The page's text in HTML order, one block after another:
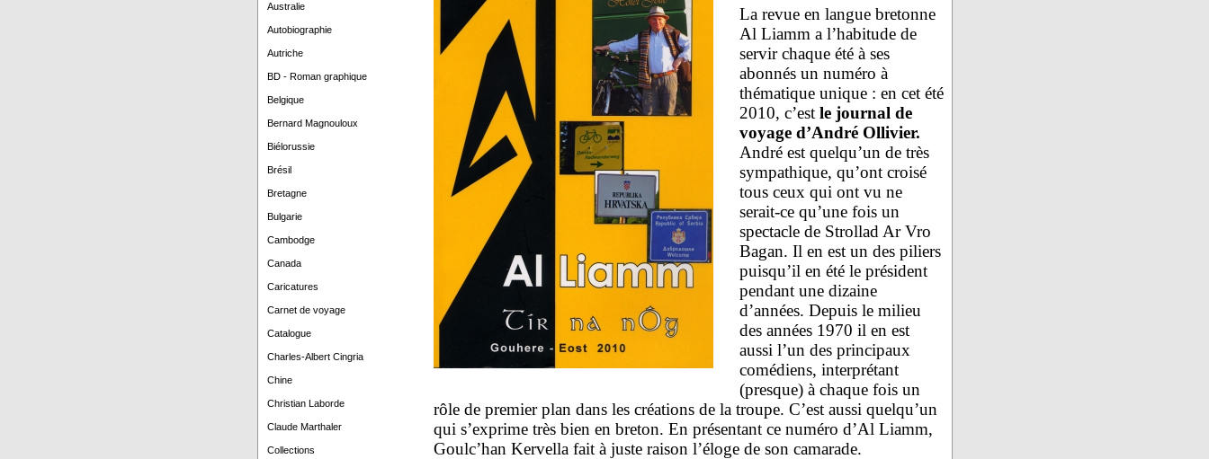
Australie
Autobiographie
Autriche
BD - Roman graphique
Belgique
Bernard Magnouloux
Biélorussie
Brésil
Bretagne
Bulgarie
Cambodge
Canada
Caricatures
Carnet de voyage
Catalogue
Charles-Albert Cingria
Chine
Christian Laborde
Claude Marthaler
Collections
La revue en langue bretonne
Al Liamm a l’habitude de
servir chaque été à ses
abonnés un numéro à
thématique unique : en cet été
2010, c’estle journal de
voyage d’André Ollivier.
André est quelqu’un de très
sympathique, qu’ont croisé
tous ceux qui ont vu ne
serait-ce qu’une fois un
spectacle de Strollad Ar Vro
Bagan. Il en est un des piliers
puisqu’il en été le président
pendant une dizaine
d’années. Depuis le milieu
des années 1970 il en est
aussi l’un des principaux
comédiens, interprétant
(presque) à chaque fois un
rôle de premier plan dans les créations de la troupe. C’est aussi quelqu’un
qui s’exprime très bien en breton. En présentant ce numéro d’Al Liamm,
Goulc’han Kervella fait à juste raison l’éloge de son camarade.